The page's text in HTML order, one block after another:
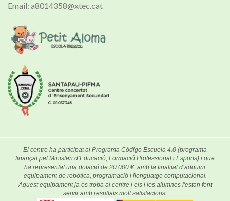
Email: a8014358@xtec.cat
El centre ha participat al Programa Código Escuela 4.0 (programa
finançat pel Ministeri d’Educació, Formació Professional i Esports) i que
ha representat una dotació de 20.000 €, amb la finalitat d’adquirir
equipament de robòtica, programació i llenguatge computacional.
Aquest equipament ja es troba al centre i els i les alumnes l'estan fent
servir amb resultats molt satisfactoris.